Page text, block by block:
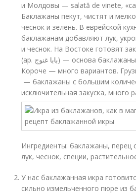
и Молдовы — salată de vinete,
Баклажаны пекут, чистят и
чеснок и зелень. В еврейской
баклажанам добавляют лук,
и чеснок. На Востоке готовят
(ар. بابا غنوج) — основа баклажаны и паста из тахины.
Короче — много вариантов.
— баклажаны с большим
исключительная закуска, много
Ингредиенты: баклажаны, перец
лук, чеснок, специи,
У нас баклажанная икра
сильно измельченного пюре из